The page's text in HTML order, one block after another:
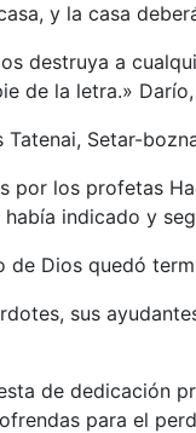
y la casa
destruya a
de la letra.»
Tatenai, Setar-
por los profetas
había indicado y
de Dios quedó
sus
de dedicación
para el